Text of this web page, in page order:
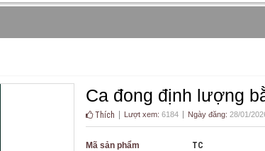
Ca đong định lượng
Thích Lượt xem: 6184 Ngày đăng: 28/01/
Mã sản phẩm TC